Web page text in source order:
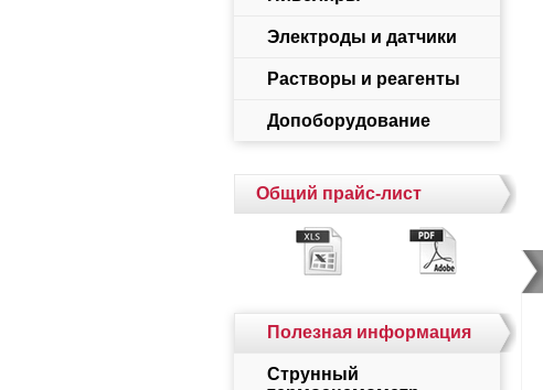
Электроды и датчики
Растворы и реагенты
Допоборудование
Общий прайс-лист
Полезная информация
Струнный